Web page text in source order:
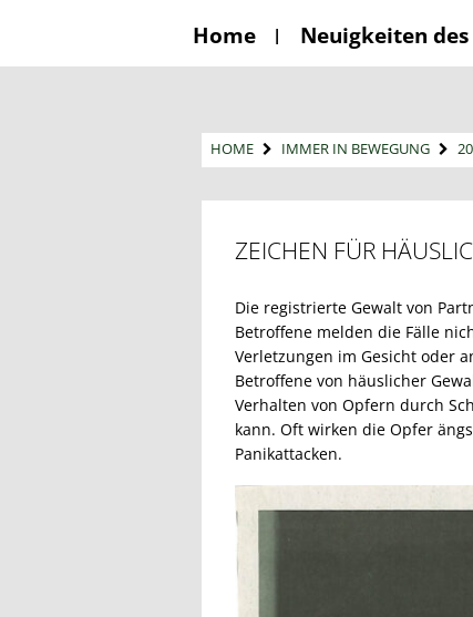
Home Neuigkeiten
HOME IMMER IN BEWEGUNG
ZEICHEN FÜR
Die registrierte Gewalt von
Betroffene melden die Fälle
Verletzungen im Gesicht oder
Betroffene von häuslicher
Verhalten von Opfern durch
kann. Oft wirken die Opfer
Panikattacken.